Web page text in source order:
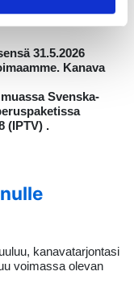
31.5.2026
Kanava
Svenska-
(IPTV) .
kanavatarjontasi
voimassa olevan